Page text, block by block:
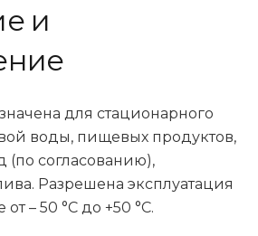
и
для стационарного
воды, пищевых продуктов,
(по согласованию),
Разрешена эксплуатация
– 50 °С до +50 °С.